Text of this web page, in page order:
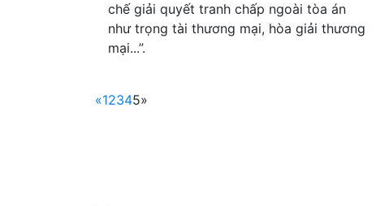
chế giải quyết tranh chấp ngoài tòa án
như trọng tài thương mại, hòa giải thương
mại...”.
«12345»